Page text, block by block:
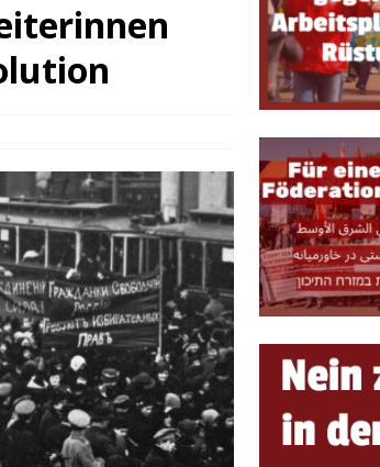
– ein lebendiges Forum für marxistische Diskussionen und